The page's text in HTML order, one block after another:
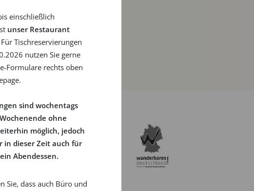
einschließlich
unser Restaurant
Tischreservierungen
nutzen Sie gerne
Formulare rechts oben
sind wochentags
ohne
möglich, jedoch
in dieser Zeit auch für
Abendessen.
Sie, dass auch Büro und